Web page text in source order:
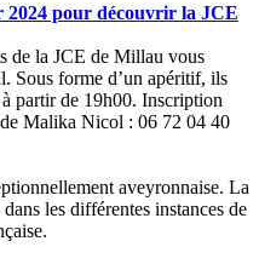
2024 pour découvrir la JCE
de la JCE de Millau vous
Sous forme d’un apéritif, ils
partir de 19h00. Inscription
Malika Nicol : 06 72 04 40
aveyronnaise. La
les différentes instances de